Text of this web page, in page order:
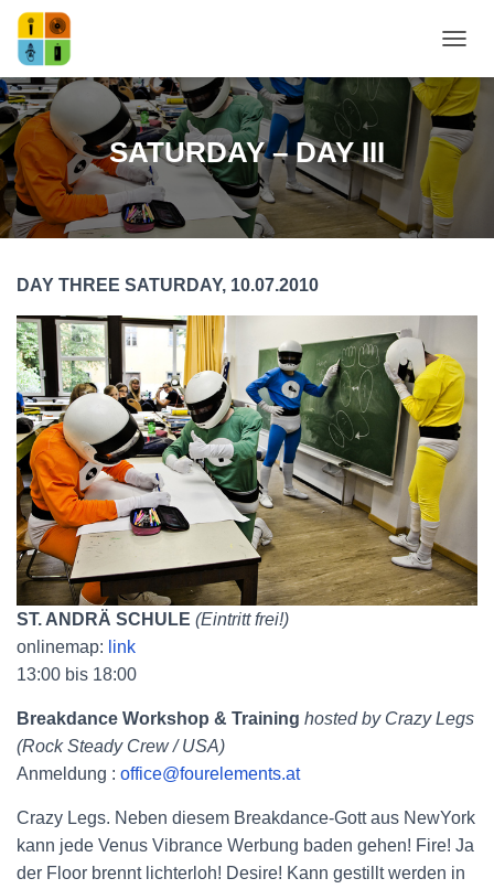
SATURDAY – DAY III
DAY THREE SATURDAY, 10.07.2010
ST. ANDRÄ SCHULE (Eintritt frei!)
onlinemap: link
13:00 bis 18:00
Breakdance Workshop & Training hosted by Crazy Legs
(Rock Steady Crew / USA)
Anmeldung : office@fourelements.at
Crazy Legs. Neben diesem Breakdance-Gott aus NewYork
kann jede Venus Vibrance Werbung baden gehen! Fire! Ja
der Floor brennt lichterloh! Desire! Kann gestillt werden in